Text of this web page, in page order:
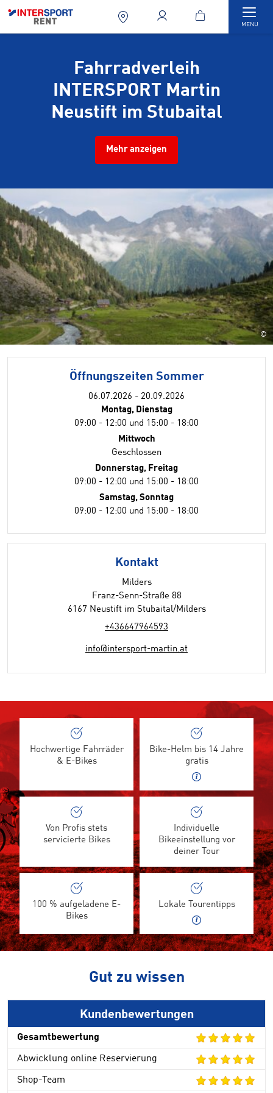
MENU
Fahrradverleih
INTERSPORT Martin
Neustift im Stubaital
Mehr anzeigen
©
Öffnungszeiten Sommer
06.07.2026 - 20.09.2026
Montag, Dienstag
09:00 - 12:00 und 15:00 - 18:00
Mittwoch
Geschlossen
Donnerstag, Freitag
09:00 - 12:00 und 15:00 - 18:00
Samstag, Sonntag
09:00 - 12:00 und 15:00 - 18:00
Kontakt
Milders
Franz-Senn-Straße 88
6167 Neustift im Stubaital/Milders
+436647964593
info@intersport-martin.at
Hochwertige Fahrräder
& E-Bikes
Bike-Helm bis 14 Jahre
gratis
Von Profis stets
servicierte Bikes
Individuelle
Bikeeinstellung vor
deiner Tour
100 % aufgeladene E-
Bikes
Lokale Tourentipps
Gut zu wissen
Kundenbewertungen
Gesamtbewertung
Abwicklung online Reservierung
Shop-Team